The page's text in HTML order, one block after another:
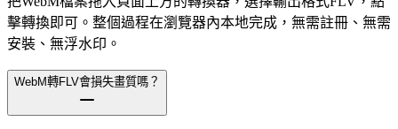
擊轉換即可。整個過程在瀏覽器內本地完成，無需註冊、無需
安裝、無浮水印。
WebM轉FLV會損失畫質嗎？